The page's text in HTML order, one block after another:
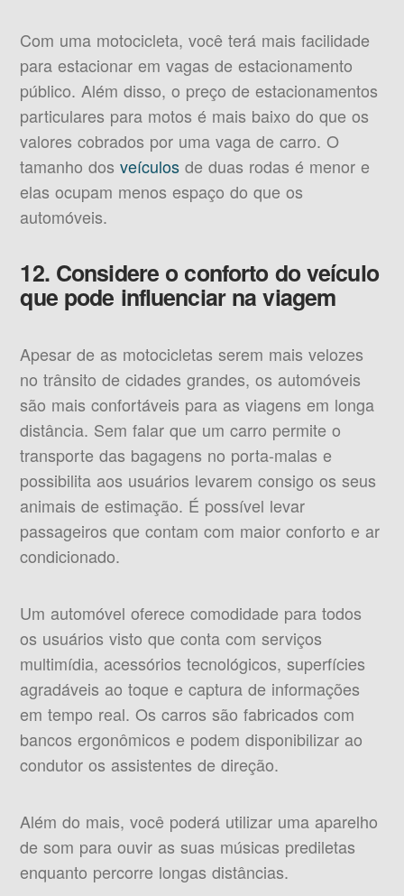
Com uma motocicleta, você terá mais facilidade
para estacionar em vagas de estacionamento
público. Além disso, o preço de estacionamentos
particulares para motos é mais baixo do que os
valores cobrados por uma vaga de carro. O
tamanho dosveículos de duas rodas é menor e
elas ocupam menos espaço do que os
automóveis.
12. Considere o conforto do veículo
que pode influenciar na viagem
Apesar de as motocicletas serem mais velozes
no trânsito de cidades grandes, os automóveis
são mais confortáveis para as viagens em longa
distância. Sem falar que um carro permite o
transporte das bagagens no porta-malas e
possibilita aos usuários levarem consigo os seus
animais de estimação. É possível levar
passageiros que contam com maior conforto e ar
condicionado.
Um automóvel oferece comodidade para todos
os usuários visto que conta com serviços
multimídia, acessórios tecnológicos, superfícies
agradáveis ao toque e captura de informações
em tempo real. Os carros são fabricados com
bancos ergonômicos e podem disponibilizar ao
condutor os assistentes de direção.
Além do mais, você poderá utilizar uma aparelho
de som para ouvir as suas músicas prediletas
enquanto percorre longas distâncias.